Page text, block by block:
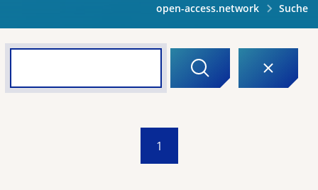
open-access.network Suche
1